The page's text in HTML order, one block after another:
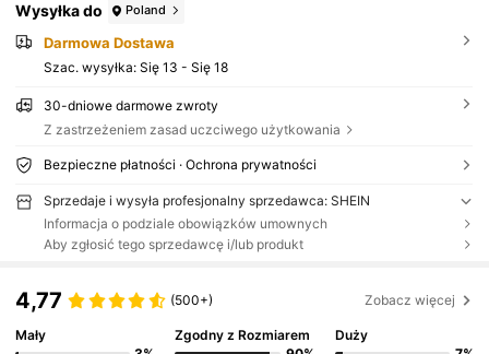
Wysyłka do Poland
Darmowa Dostawa
Szac. wysyłka: Się 13 - Się 18
30-dniowe darmowe zwroty
Z zastrzeżeniem zasad uczciwego użytkowania
Bezpieczne płatności · Ochrona prywatności
Sprzedaje i wysyła profesjonalny sprzedawca: SHEIN
Informacja o podziale obowiązków umownych
Aby zgłosić tego sprzedawcę i/lub produkt
4,77 (500+) Zobacz więcej
Mały
Zgodny z Rozmiarem
Duży